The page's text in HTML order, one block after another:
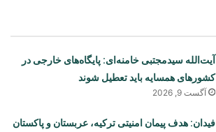
آیت‌الله سیدمجتبی خامنه‌ای: پایگاه‌های خارجی در
کشورهای همسایه باید تعطیل شوند
آگست 9, 2026
فیدان: هدف پیمان امنیتی ترکیه، عربستان و پاکستان